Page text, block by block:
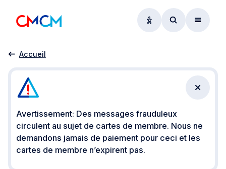
OptionsAccéder au
Menu
Accueil
Publications
Avertissement: Des messages frauduleux
circulent au sujet de cartes de membre. Nous ne
demandons jamais de paiement pour ceci et les
cartes de membre n’expirent pas.